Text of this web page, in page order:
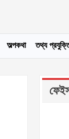
অল্পকথা তথ্য